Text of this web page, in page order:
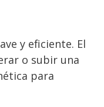
y eficiente. El
o subir una
para